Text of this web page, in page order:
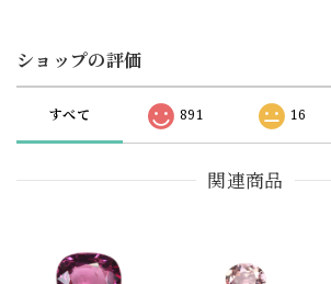
ショップの評価
すべて 891 16
関連商品